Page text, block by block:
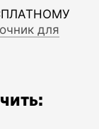
для